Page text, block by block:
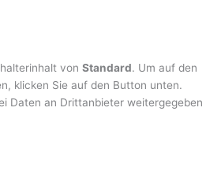
von Standard. Um auf den
klicken Sie auf den Button unten.
Daten an Drittanbieter weitergegeben